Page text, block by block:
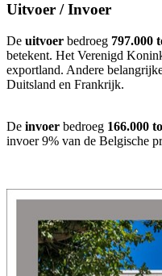
Uitvoer / Invoer
De uitvoer bedroeg 797.000
betekent. Het Verenigd
exportland. Andere
Duitsland en Frankrijk.
De invoer bedroeg 166.000
invoer 9% van de Belgische